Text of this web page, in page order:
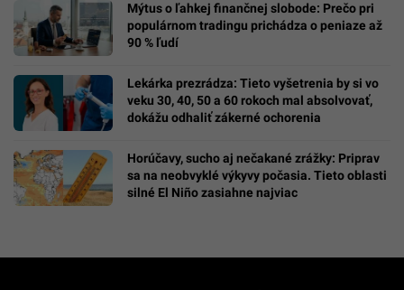
Mýtus o ľahkej finančnej slobode: Prečo pri
populárnom tradingu prichádza o peniaze až
90 % ľudí
Lekárka prezrádza: Tieto vyšetrenia by si vo
veku 30, 40, 50 a 60 rokoch mal absolvovať,
dokážu odhaliť zákerné ochorenia
Horúčavy, sucho aj nečakané zrážky: Priprav
sa na neobvyklé výkyvy počasia. Tieto oblasti
silné El Niño zasiahne najviac